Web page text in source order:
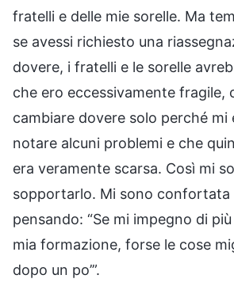
fratelli e delle mie sorelle. Ma
se avessi richiesto una
dovere, i fratelli e le sorelle
che ero eccessivamente fragile,
cambiare dovere solo perché
notare alcuni problemi e che
era veramente scarsa. Così mi
sopportarlo. Mi sono confortata
pensando: “Se mi impegno di
mia formazione, forse le cose
dopo un po’”.